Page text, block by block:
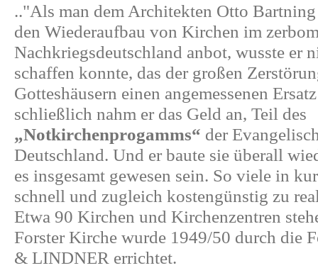
.."Als man dem Architekten Otto
den Wiederaufbau von Kirchen im
Nachkriegsdeutschland anbot, wusste er
schaffen konnte, das der großen
Gotteshäusern einen angemessenen
schließlich nahm er das Geld an, Teil des
„Notkirchenprogamms“ der
Deutschland. Und er baute sie überall
es insgesamt gewesen sein. So viele in
schnell und zugleich kostengünstig zu
Etwa 90 Kirchen und Kirchenzentren
Forster Kirche wurde 1949/50 durch die
& LINDNER errichtet.